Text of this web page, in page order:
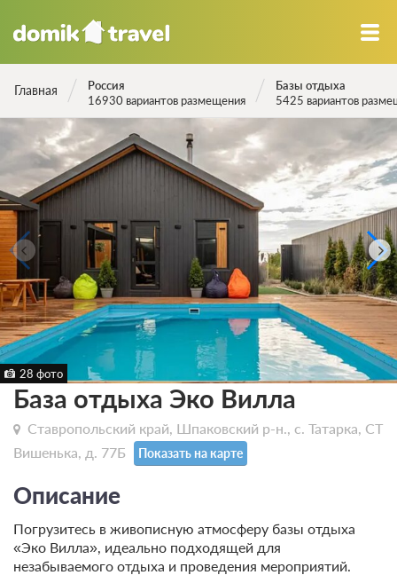
Главная
Россия
16930 вариантов размещения
Базы отдыха
5425 вариантов
28 фото
База отдыха Эко Вилла
Ставропольский край, Шпаковский р-н., с. Татарка, СТ
Вишенька, д. 77Б
Показать на карте
Описание
Погрузитесь в живописную атмосферу базы отдыха
«Эко Вилла», идеально подходящей для
незабываемого отдыха и проведения мероприятий.